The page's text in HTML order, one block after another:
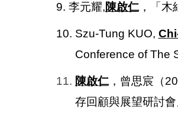
9. 李元耀,陳啟仁，「木
10. Szu-Tung KUO,
Conference of The
11. 陳啟仁，曾思宸（
存回顧與展望研討會